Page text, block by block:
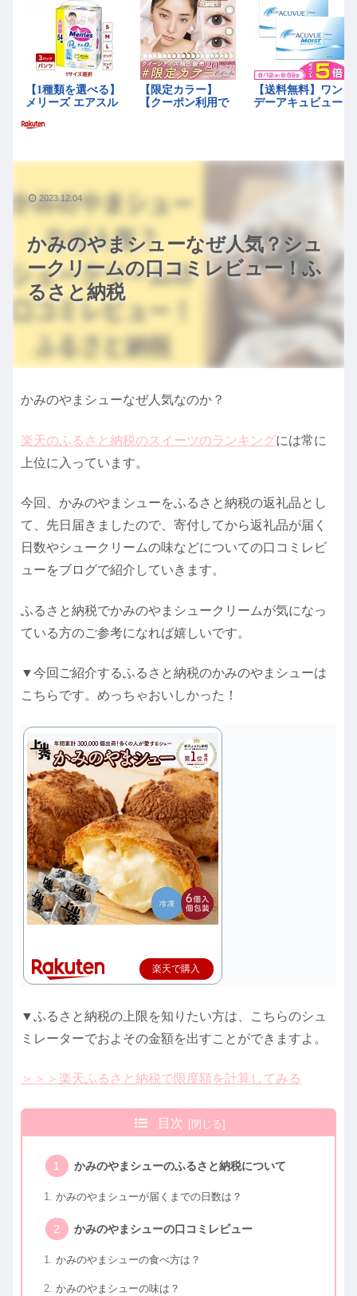
かみのやまシューなぜ人気？シュ
ークリームの口コミレビュー！ふ
るさと納税
2023.12.04
かみのやまシューなぜ人気なのか？
楽天のふるさと納税のスイーツのランキングには常に
上位に入っています。
今回、かみのやまシューをふるさと納税の返礼品とし
て、先日届きましたので、寄付してから返礼品が届く
日数やシュークリームの味などについての口コミレビ
ューをブログで紹介していきます。
ふるさと納税でかみのやまシュークリームが気になっ
ている方のご参考になれば嬉しいです。
▼今回ご紹介するふるさと納税のかみのやまシューは
こちらです。めっちゃおいしかった！
楽天で購入
▼ふるさと納税の上限を知りたい方は、こちらのシュ
ミレーターでおよその金額を出すことができますよ。
＞＞＞楽天ふるさと納税で限度額を計算してみる
目次
かみのやまシューのふるさと納税について
かみのやまシューが届くまでの日数は？
かみのやまシューの口コミレビュー
かみのやまシューの食べ方は？
かみのやまシューの味は？